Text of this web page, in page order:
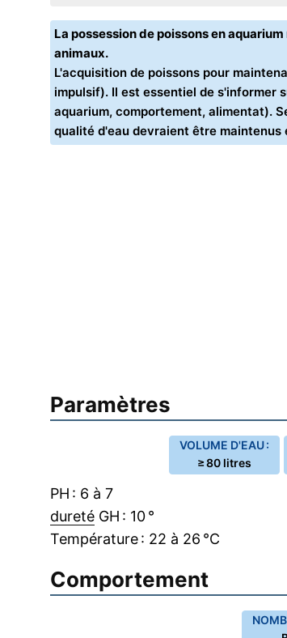
La possession de poissons en
animaux.
L'acquisition de poissons pour
impulsif). Il est essentiel de s'informer
aquarium, comportement, alimentat).
qualité d'eau devraient être maintenus
Paramètres
VOLUME D'EAU :
≥ 80 litres
PH : 6 à 7
dureté GH : 10 °
Température : 22 à 26 °C
Comportement